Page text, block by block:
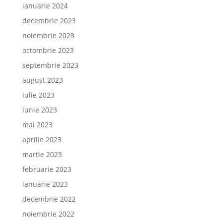
ianuarie 2024
decembrie 2023
noiembrie 2023
octombrie 2023
septembrie 2023
august 2023
iulie 2023
iunie 2023
mai 2023
aprilie 2023
martie 2023
februarie 2023
ianuarie 2023
decembrie 2022
noiembrie 2022